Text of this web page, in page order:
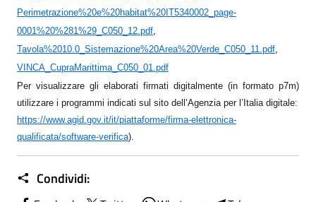
Perimetrazione%20e%20habitat%20IT5340002_page-
0001%20%281%29_C050_12.pdf,
Tavola%2010.0_Sistemazione%20Area%20Verde_C050_11.pdf,
VINCA_CupraMarittima_C050_01.pdf
Per visualizzare gli elaborati firmati digitalmente (in formato p7m)
utilizzare i programmi indicati sul sito dell’Agenzia per l’Italia digitale:
https://www.agid.gov.it/it/piattaforme/firma-elettronica-
qualificata/software-verifica).
Condividi: